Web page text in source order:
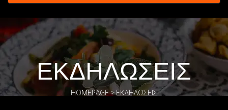
navigation
ΕΚΔΗΛΏΣΕΙΣ
HOMEPAGE>ΕΚΔΗΛΏΣΕΙΣ